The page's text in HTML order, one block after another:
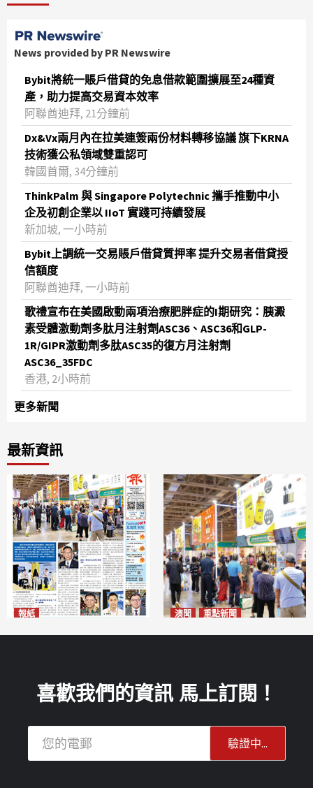
News provided by PR Newswire
Bybit將統一賬戶借貸的免息借款範圍擴展至24種資
產，助力提高交易資本效率
阿聯酋迪拜, 21分鐘前
Dx&Vx兩月內在拉美連簽兩份材料轉移協議 旗下KRNA
技術獲公私領域雙重認可
韓國首爾, 34分鐘前
ThinkPalm 與 Singapore Polytechnic 攜手推動中小
企及初創企業以 IIoT 實踐可持續發展
新加坡, 一小時前
Bybit上調統一交易賬戶借貸質押率 提升交易者借貸授
信額度
阿聯酋迪拜, 一小時前
歌禮宣布在美國啟動兩項治療肥胖症的I期研究：胰澱
素受體激動劑多肽月注射劑ASC36、ASC36和GLP-
1R/GIPR激動劑多肽ASC35的復方月注射劑
ASC36_35FDC
香港, 2小時前
更多新聞
最新資訊
報紙 澳聞 重點新聞
2026-08-10
喜歡我們的資訊 馬上訂閱！